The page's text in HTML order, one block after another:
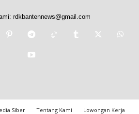
rdkbantennews@gmail.com
Siber Tentang Kami
Lowongan Kerja